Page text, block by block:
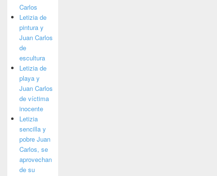
Carlos
Letizia de
pintura y
Juan Carlos
de
escultura
Letizia de
playa y
Juan Carlos
de víctima
inocente
Letizia
sencilla y
pobre Juan
Carlos, se
aprovechan
de su